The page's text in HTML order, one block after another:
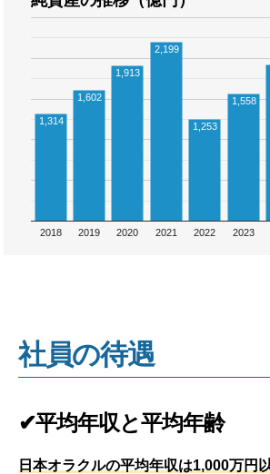
2018 2019 2020 2021 2022 2023
1,314
1,602
1,913
2,199
1,253
1,558
社員の待遇
✔平均年収と平均年齢
日本オラクルの平均年収は1,000万円